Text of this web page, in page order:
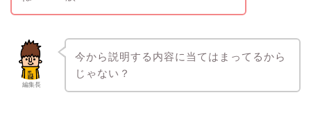
編集長
今から説明する内容に当てはまってるから
じゃない？